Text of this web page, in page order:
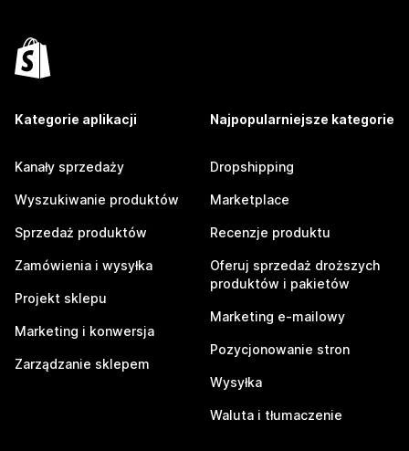
Kategorie aplikacji
Kanały sprzedaży
Wyszukiwanie produktów
Sprzedaż produktów
Zamówienia i wysyłka
Projekt sklepu
Marketing i konwersja
Zarządzanie sklepem
Najpopularniejsze kategorie
Dropshipping
Marketplace
Recenzje produktu
Oferuj sprzedaż droższych
produktów i pakietów
Marketing e-mailowy
Pozycjonowanie stron
Wysyłka
Waluta i tłumaczenie